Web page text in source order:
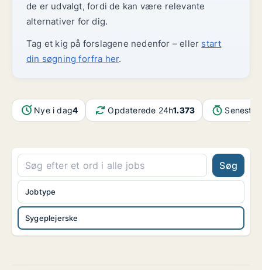
de er udvalgt, fordi de kan være relevante
alternativer for dig.
Tag et kig på forslagene nedenfor – eller start
din søgning forfra her.
Nye i dag4 Opdaterede 24h1.373 Seneste
Søg
Sygeplejerske
Jobtype